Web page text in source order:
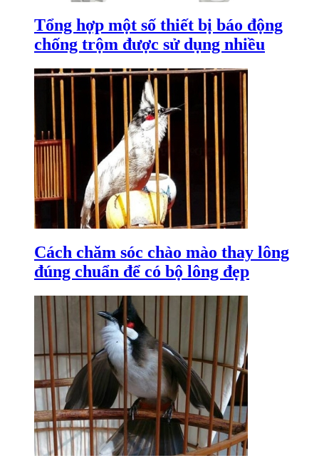
Tổng hợp một số thiết bị báo động
chống trộm được sử dụng nhiều
Cách chăm sóc chào mào thay lông
đúng chuẩn để có bộ lông đẹp